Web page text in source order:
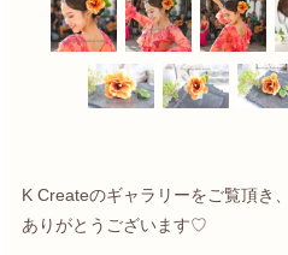
K Createのギャラリーをご覧頂き、
ありがとうございます♡